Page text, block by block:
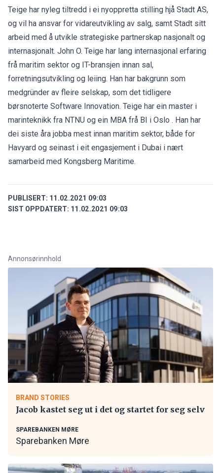
Teige har nyleg tiltredd i ei nyoppretta stilling hjå Stadt AS,
og vil ha ansvar for vidareutvikling av salg, samt Stadt sitt
arbeid med å utvikle strategiske partnerskap nasjonalt og
internasjonalt. John O. Teige har lang internasjonal erfaring
frå maritim sektor og IT-bransjen innan sal,
forretningsutvikling og leiing. Han har bakgrunn som
medgründer av fleire selskap, som det tidligere
børsnoterte Software Innovation. Teige har ein master i
marinteknikk fra NTNU og ein MBA frå BI i Oslo . Han har
dei siste åra jobba mest innan maritim sektor, både for
Havyard og seinast i eit engasjement i Dubai i nært
samarbeid med Kongsberg Maritime.
PUBLISERT: 11.02.2021 09:03
SIST OPPDATERT: 11.02.2021 09:03
Annonsørinnhold
BRAND STORIES
Jacob kastet seg ut i det og startet for seg selv
SPAREBANKEN MØRE
Sparebanken Møre